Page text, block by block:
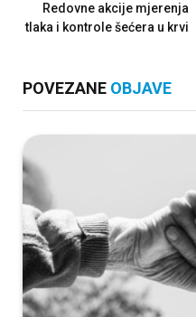
Redovne akcije mjerenja
tlaka i kontrole šećera u krvi
POVEZANE OBJAVE